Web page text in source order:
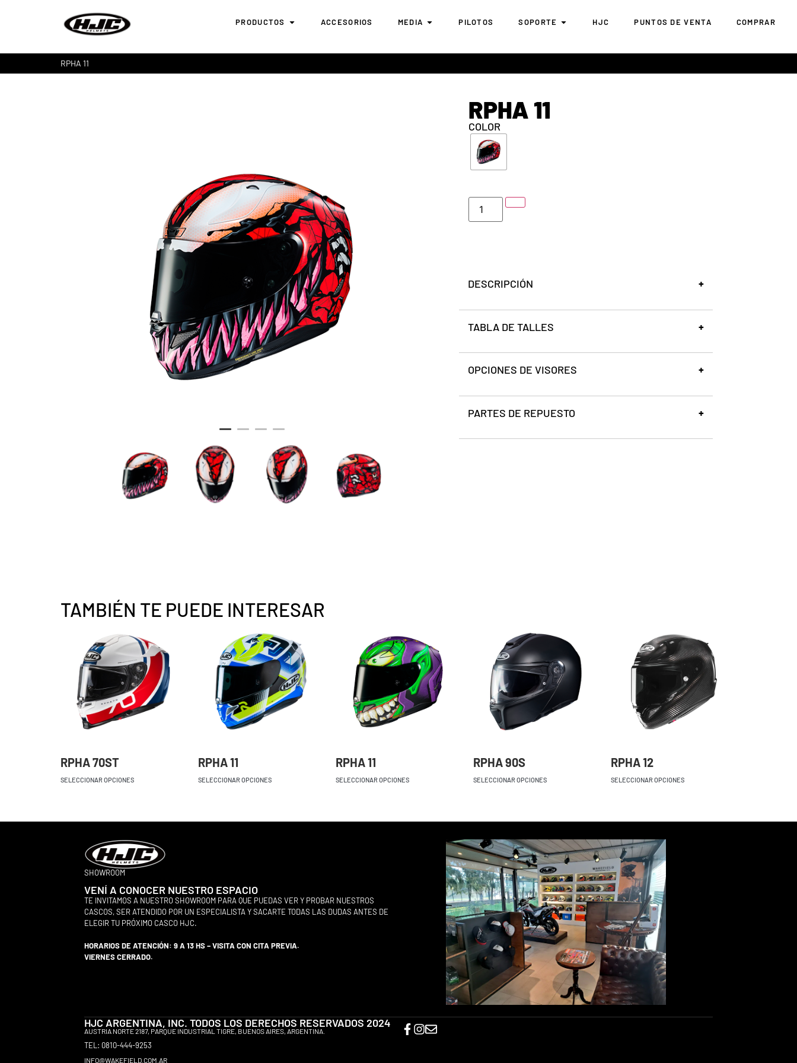
PRODUCTOS ACCESORIOS MEDIA PILOTOS SOPORTE HJC PUNTOS DE VENTA COMPRAR
RPHA 11
RPHA 11
COLOR
DESCRIPCIÓN
TABLA DE TALLES
OPCIONES DE VISORES
PARTES DE REPUESTO
TAMBIÉN TE PUEDE INTERESAR
RPHA 70ST
SELECCIONAR OPCIONES
RPHA 11
SELECCIONAR OPCIONES
RPHA 11
SELECCIONAR OPCIONES
RPHA 90S
SELECCIONAR OPCIONES
RPHA 12
SELECCIONAR OPCIONES
SHOWROOM
VENÍ A CONOCER NUESTRO ESPACIO
TE INVITAMOS A NUESTRO SHOWROOM PARA QUE PUEDAS VER Y PROBAR NUESTROS
CASCOS, SER ATENDIDO POR UN ESPECIALISTA Y SACARTE TODAS LAS DUDAS ANTES DE
ELEGIR TU PRÓXIMO CASCO HJC.
HORARIOS DE ATENCIÓN: 9 A 13 HS – VISITA CON CITA PREVIA.
VIERNES CERRADO.
HJC ARGENTINA, INC. TODOS LOS DERECHOS RESERVADOS 2024
AUSTRIA NORTE 2187, PARQUE INDUSTRIAL TIGRE, BUENOS AIRES, ARGENTINA.
TEL: 0810-444-9253
INFO@WAKEFIELD.COM.AR